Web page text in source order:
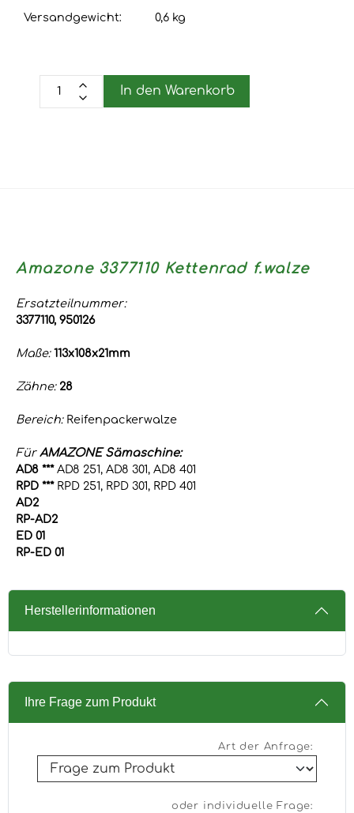
Versandgewicht:
0,6 kg
In den Warenkorb
Amazone 3377110 Kettenrad f.walze
Ersatzteilnummer:
3377110, 950126
Maße: 113x108x21mm
Zähne: 28
Bereich:Reifenpackerwalze
FürAMAZONE Sämaschine:
AD8 ***AD8 251, AD8 301, AD8 401
RPD ***RPD 251, RPD 301, RPD 401
AD2
RP-AD2
ED 01
RP-ED 01
Herstellerinformationen
Ihre Frage zum Produkt
Art der Anfrage:
oder individuelle Frage: